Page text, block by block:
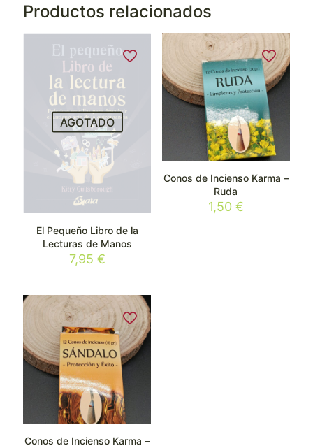
Productos relacionados
AGOTADO
El Pequeño Libro de la
Lecturas de Manos
7,95 €
Conos de Incienso Karma –
Ruda
1,50 €
Conos de Incienso Karma –